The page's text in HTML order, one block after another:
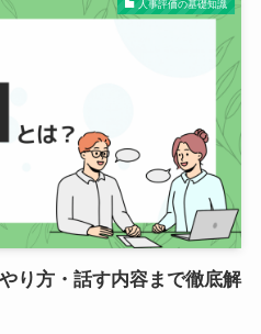
人事評価の基礎知識
り方・話す内容まで徹底解